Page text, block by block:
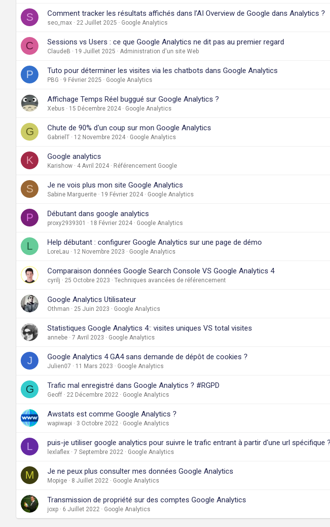
S Comment tracker les résultats affichés dans l’AI Overview de Google dans Analytics ?
seo_max 22 Juillet 2025 Google Analytics
C Sessions vs Users : ce que Google Analytics ne dit pas au premier regard
ClaudeB 19 Juillet 2025 Administration d'un site Web
P Tuto pour déterminer les visites via les chatbots dans Google Analytics
PBG 9 Février 2025 Google Analytics
Affichage Temps Réel buggué sur Google Analytics ?
Xebus 15 Décembre 2024 Google Analytics
G Chute de 90% d'un coup sur mon Google Analytics
GabrielT 12 Novembre 2024 Google Analytics
K Google analytics
Karishow 4 Avril 2024 Référencement Google
S Je ne vois plus mon site Google Analytics
Sabine Marguerite 19 Février 2024 Google Analytics
P Débutant dans google analytics
proxy2939301 18 Février 2024 Google Analytics
L Help débutant : configurer Google Analytics sur une page de démo
LoreLau 12 Novembre 2023 Google Analytics
Comparaison données Google Search Console VS Google Analytics 4
cyrilj 25 Octobre 2023 Techniques avancées de référencement
Google Analytics Utilisateur
Othman 25 Juin 2023 Google Analytics
Statistiques Google Analytics 4:: visites uniques VS total visites
annebe 7 Avril 2023 Google Analytics
J Google Analytics 4 GA4 sans demande de dépôt de cookies ?
Julien07 11 Mars 2023 Google Analytics
G Trafic mal enregistré dans Google Analytics ? #RGPD
Geoff 22 Décembre 2022 Google Analytics
Awstats est comme Google Analytics ?
wapiwapi 3 Octobre 2022 Google Analytics
L puis-je utiliser google analytics pour suivre le trafic entrant à partir d'une url spécifique ?
lexlaflex 7 Septembre 2022 Google Analytics
M Je ne peux plus consulter mes données Google Analytics
Mopige 8 Juillet 2022 Google Analytics
Transmission de propriété sur des comptes Google Analytics
joxp 6 Juillet 2022 Google Analytics